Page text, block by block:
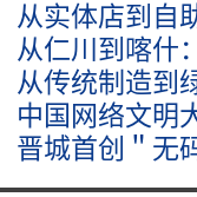
从实体店到自
从仁川到喀什
从传统制造到
中国网络文明
晋城首创＂无